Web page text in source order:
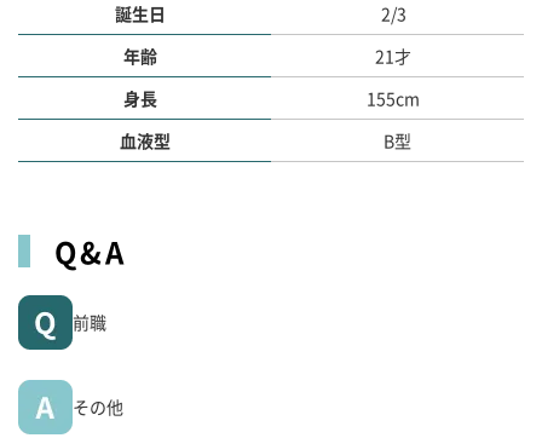
誕生日
2/3
年齢
21才
身長
155cm
血液型
B型
Q&A
前職
その他